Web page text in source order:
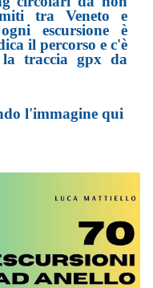
tra Veneto e
escursione è
il percorso e c'è
traccia gpx da
l'immagine qui